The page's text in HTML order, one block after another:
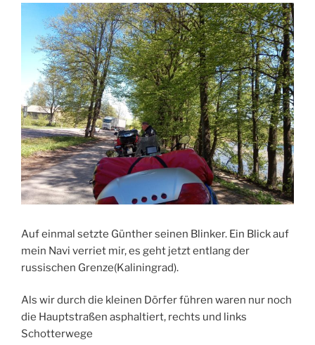
Auf einmal setzte Günther seinen Blinker. Ein Blick auf
mein Navi verriet mir, es geht jetzt entlang der
russischen Grenze(Kaliningrad).
Als wir durch die kleinen Dörfer führen waren nur noch
die Hauptstraßen asphaltiert, rechts und links
Schotterwege